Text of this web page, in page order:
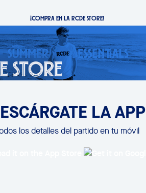
¡COMPRA EN LA RCDE STORE!
LA APP
los detalles del partido en tu móvil